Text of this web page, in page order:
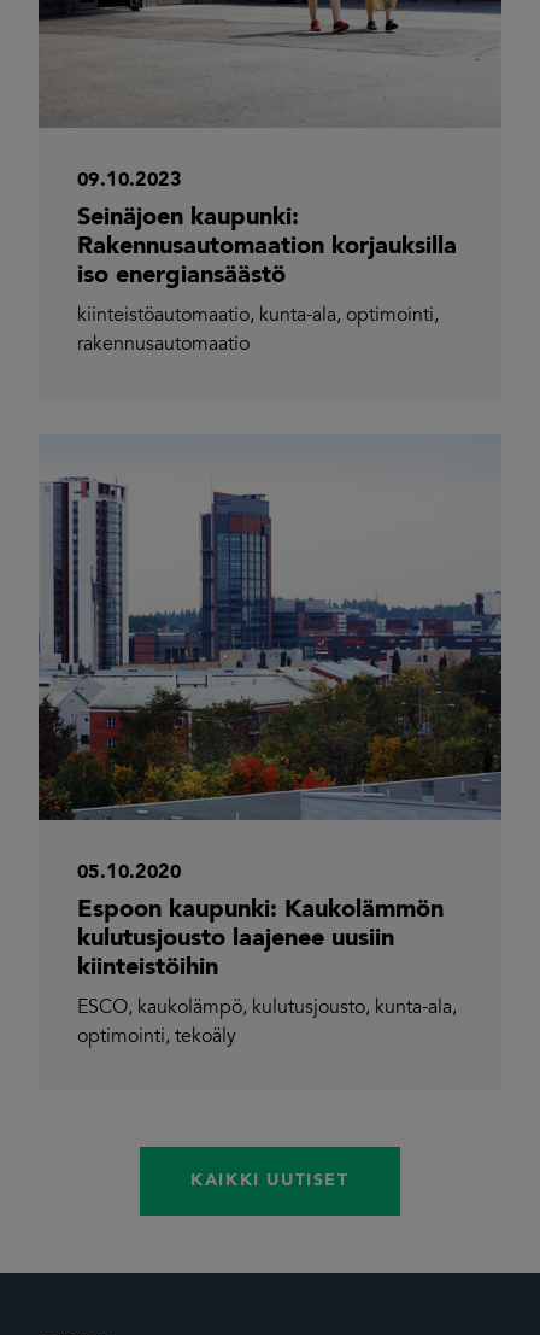
09.10.2023
Seinäjoen kaupunki:
Rakennusautomaation korjauksilla
iso energiansäästö
kiinteistöautomaatio, kunta-ala, optimointi,
rakennusautomaatio
05.10.2020
Espoon kaupunki: Kaukolämmön
kulutusjousto laajenee uusiin
kiinteistöihin
ESCO, kaukolämpö, kulutusjousto, kunta-ala,
optimointi, tekoäly
KAIKKI UUTISET